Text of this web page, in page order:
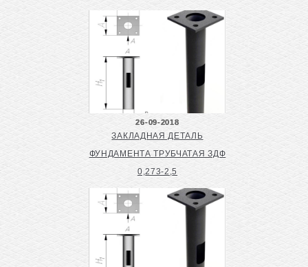
26-09-2018
ЗАКЛАДНАЯ ДЕТАЛЬ
ФУНДАМЕНТА ТРУБЧАТАЯ ЗДФ
0,273-2,5